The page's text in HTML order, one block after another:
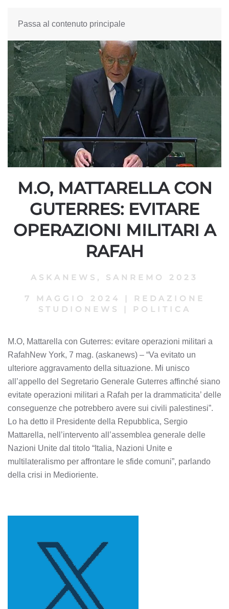
Passa al contenuto principale
M.O, MATTARELLA CON
GUTERRES: EVITARE
OPERAZIONI MILITARI A
RAFAH
ASKANEWS , SANREMO 2023
7 MAGGIO 2024 |
REDAZIONE
STUDIONEWS
| POLITICA
M.O, Mattarella con Guterres: evitare operazioni militari a
RafahNew York, 7 mag. (askanews) – “Va evitato un
ulteriore aggravamento della situazione. Mi unisco
all’appello del Segretario Generale Guterres affinché siano
evitate operazioni militari a Rafah per la drammaticita’ delle
conseguenze che potrebbero avere sui civili palestinesi”.
Lo ha detto il Presidente della Repubblica, Sergio
Mattarella, nell’intervento all’assemblea generale delle
Nazioni Unite dal titolo “Italia, Nazioni Unite e
multilateralismo per affrontare le sfide comuni”, parlando
della crisi in Medioriente.